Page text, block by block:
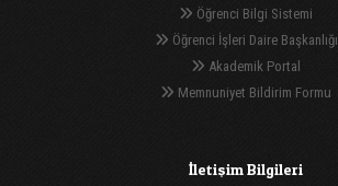
Öğrenci Bilgi Sistemi
Öğrenci İşleri Daire Başkanlığı
Akademik Portal
Memnuniyet Bildirim Formu
İletişim Bilgileri